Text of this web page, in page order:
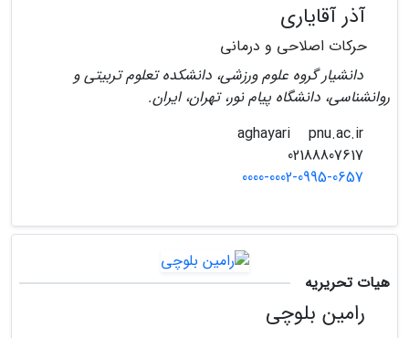
آذر آقایاری
حرکات اصلاحی و درمانی
دانشیار گروه علوم ورزشی، دانشکده تعلوم تربیتی و
روانشناسی، دانشگاه پیام نور، تهران، ایران.
pnu.ac.ir
0000-0002-0995-0657
هیات تحریریه
رامین بلوچی